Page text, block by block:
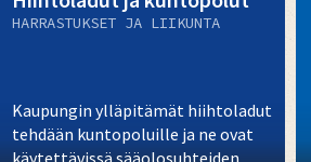
HARRASTUKSET JA LIIKUNTA
Kaupungin ylläpitämät hiihtoladut
tehdään kuntopoluille ja ne ovat
käytettävissä sääolosuhteiden